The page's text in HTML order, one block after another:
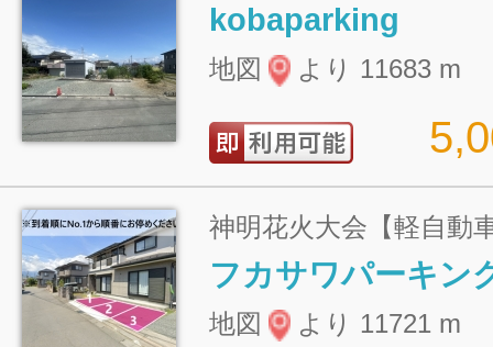
kobaparking
地図 より 11683 m
神明花火大会【軽自動
フカサワパーキン
地図 より 11721 m